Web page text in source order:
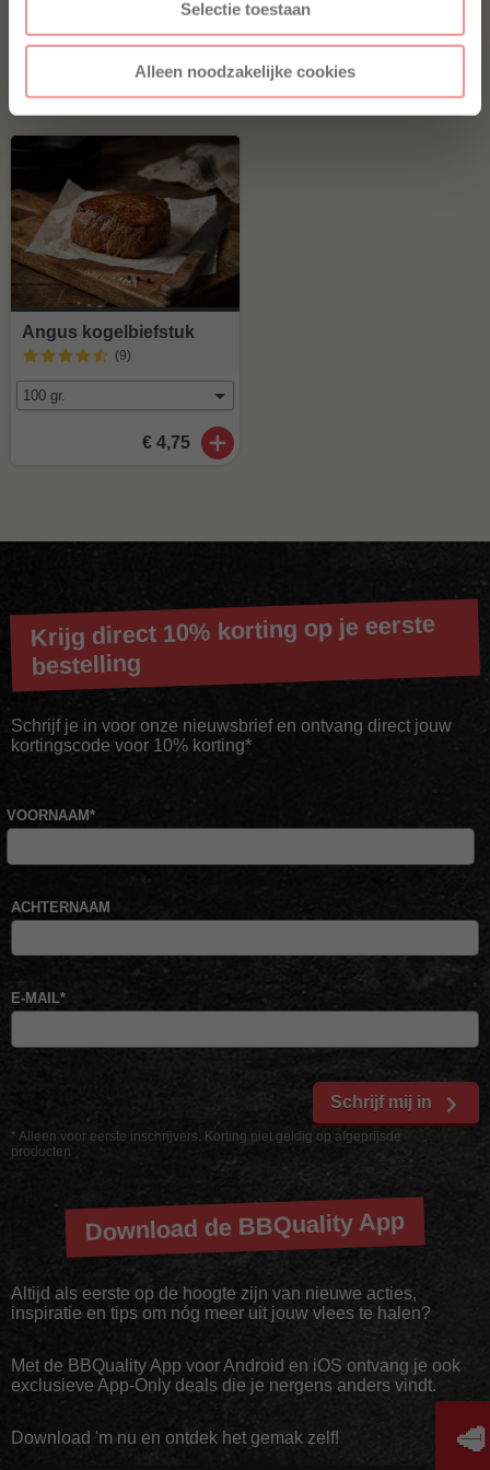
Selectie toestaan
Alleen noodzakelijke cookies
€ 5,- € 12,20
Angus kogelbiefstuk
(9)
€ 4,75
Krijg direct 10% korting op je eerste
bestelling
Schrijf je in voor onze nieuwsbrief en ontvang direct jouw
kortingscode voor 10% korting*
* Alleen voor eerste inschrijvers. Korting niet geldig op afgeprijsde
producten
VOORNAAM*
ACHTERNAAM
E-MAIL*
Schrijf mij in
Download de BBQuality App
Altijd als eerste op de hoogte zijn van nieuwe acties,
inspiratie en tips om nóg meer uit jouw vlees te halen?
Met de BBQuality App voor Android en iOS ontvang je ook
exclusieve App-Only deals die je nergens anders vindt.
Download 'm nu en ontdek het gemak zelf! 🥩